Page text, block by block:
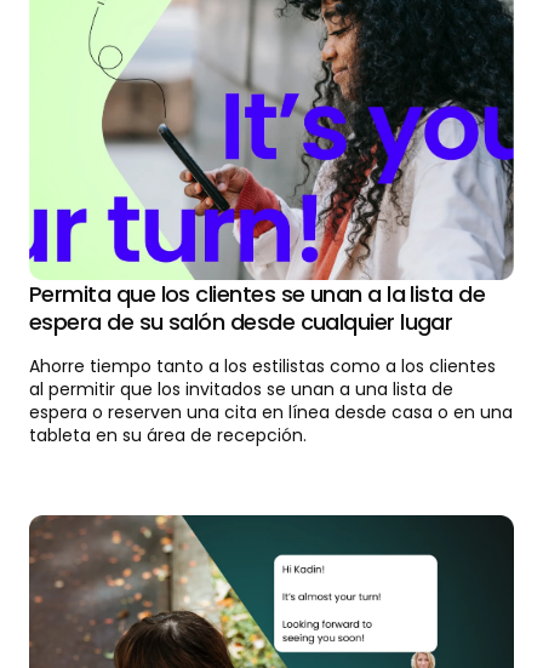
Permita que los clientes se unan a la lista de
espera de su salón desde cualquier lugar
Ahorre tiempo tanto a los estilistas como a los clientes
al permitir que los invitados se unan a una lista de
espera o reserven una cita en línea desde casa o en una
tableta en su área de recepción.